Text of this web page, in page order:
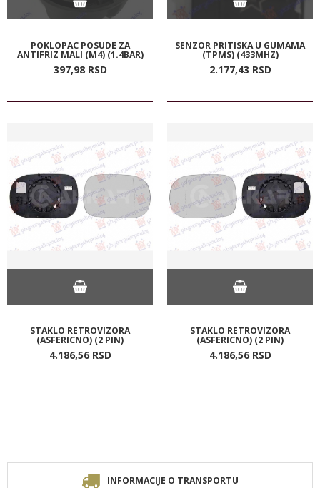
POKLOPAC POSUDE ZA
ANTIFRIZ MALI (M4) (1.4BAR)
397,98 RSD
SENZOR PRITISKA U GUMAMA
(TPMS) (433MHZ)
2.177,43 RSD
STAKLO RETROVIZORA
(ASFERICNO) (2 PIN)
4.186,56 RSD
STAKLO RETROVIZORA
(ASFERICNO) (2 PIN)
4.186,56 RSD
INFORMACIJE O TRANSPORTU